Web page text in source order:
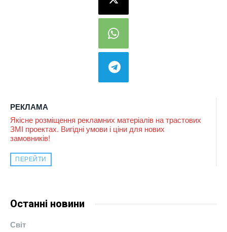
РЕКЛАМА
Якісне розміщення рекламних матеріалів на трастових
ЗМІ проектах. Вигідні умови і ціни для нових
замовників!
ПЕРЕЙТИ
Останні новини
Світ